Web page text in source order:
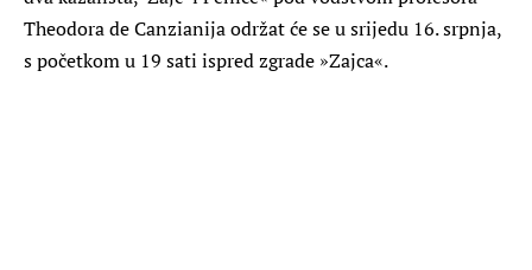
Theodora de Canzianija održat će se u srijedu 16. srpnja,
s početkom u 19 sati ispred zgrade »Zajca«.